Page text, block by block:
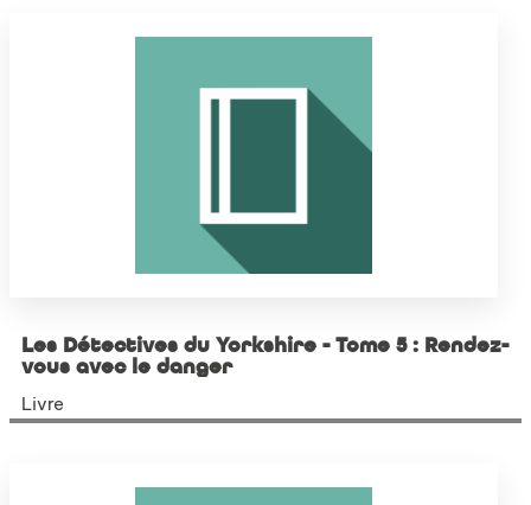
Les Détectives du Yorkshire - Tome 5 : Rendez-
vous avec le danger
Livre